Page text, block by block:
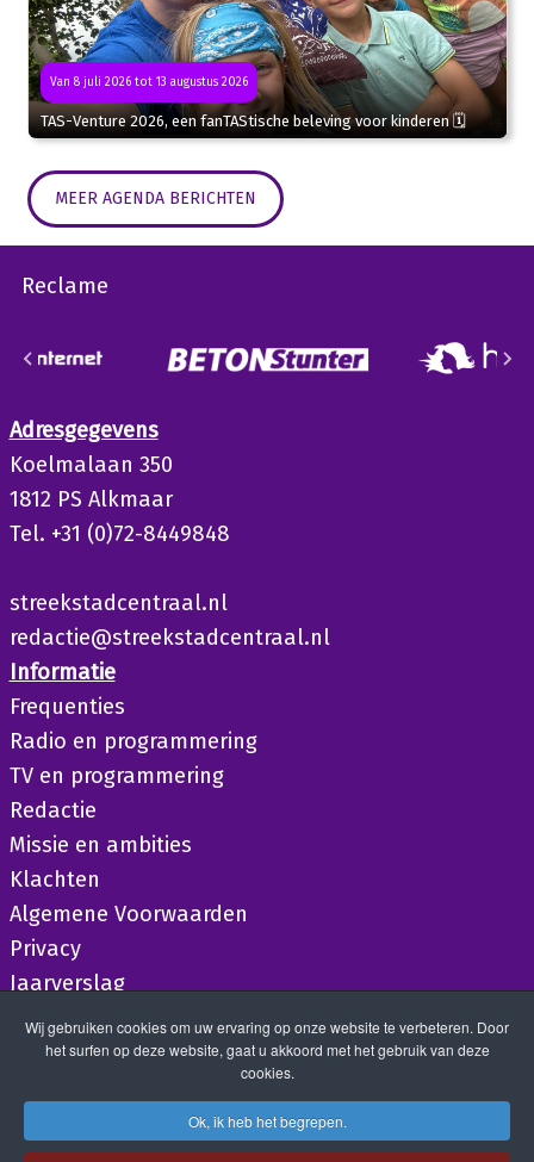
Van 8 juli 2026 tot 13 augustus 2026
TAS-Venture 2026, een fanTAStische beleving voor kinderen 🗓
MEER AGENDA BERICHTEN
Reclame
Adresgegevens
Koelmalaan 350
1812 PS Alkmaar
Tel. +31 (0)72-8449848
streekstadcentraal.nl
redactie@streekstadcentraal.nl
Informatie
Frequenties
Radio en programmering
TV en programmering
Redactie
Missie en ambities
Klachten
Algemene Voorwaarden
Privacy
Jaarverslag
Wij gebruiken cookies om uw ervaring op onze website te verbeteren. Door
het surfen op deze website, gaat u akkoord met het gebruik van deze
cookies.
Ok, ik heb het begrepen.